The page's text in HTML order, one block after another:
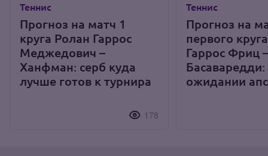
Теннис
Прогноз на матч 1
круга Ролан Гаррос
Меджедович –
Ханфман: серб куда
лучше готов к турнира
178
Теннис
Прогноз на
первого
Гаррос Фриц –
Басаваредди:
ожидании